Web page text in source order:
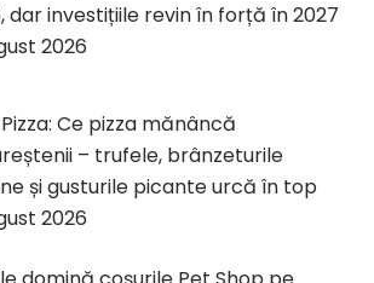
dar investițiile revin în forță în 2027
2026
Ce pizza mănâncă
– trufele, brânzeturile
și gusturile picante urcă în top
2026